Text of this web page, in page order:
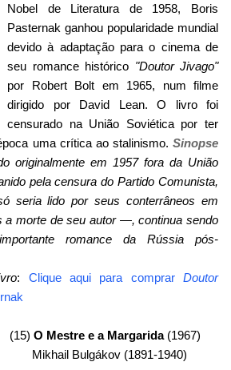
Nobel de Literatura de 1958, Boris
Pasternak ganhou popularidade mundial
devido à adaptação para o cinema de
seu romance histórico "Doutor Jivago"
por Robert Bolt em 1965, num filme
dirigido por David Lean. O livro foi
censurado na União Soviética por ter
uma crítica ao stalinismo. Sinopse
originalmente em 1957 fora da União
pela censura do Partido Comunista,
seria lido por seus conterrâneos em
morte de seu autor —, continua sendo
romance da Rússia pós-
: Clique aqui para comprar Doutor
(15) O Mestre e a Margarida(1967)
Mikhail Bulgákov (1891-1940)